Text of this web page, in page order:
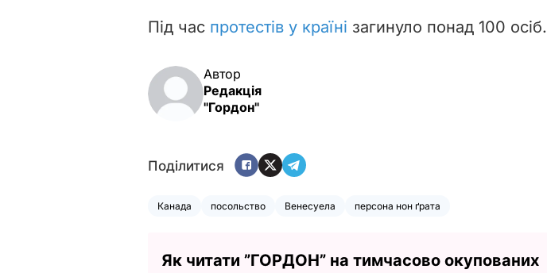
Під час протестів у країні загинуло понад 100 осіб.
Автор
Редакція
"Гордон"
Поділитися
Канада посольство Венесуела персона нон ґрата
Як читати ”ГОРДОН” на тимчасово окупованих